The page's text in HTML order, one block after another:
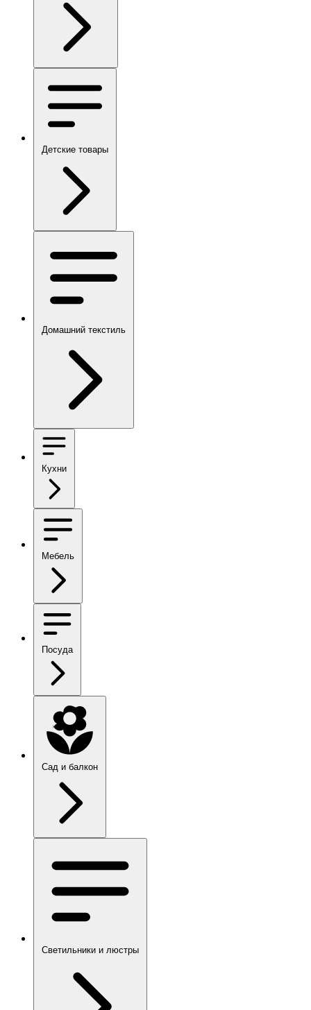
Детские товары
Домашний текстиль
Кухни
Мебель
Посуда
Сад и балкон
Светильники и люстры